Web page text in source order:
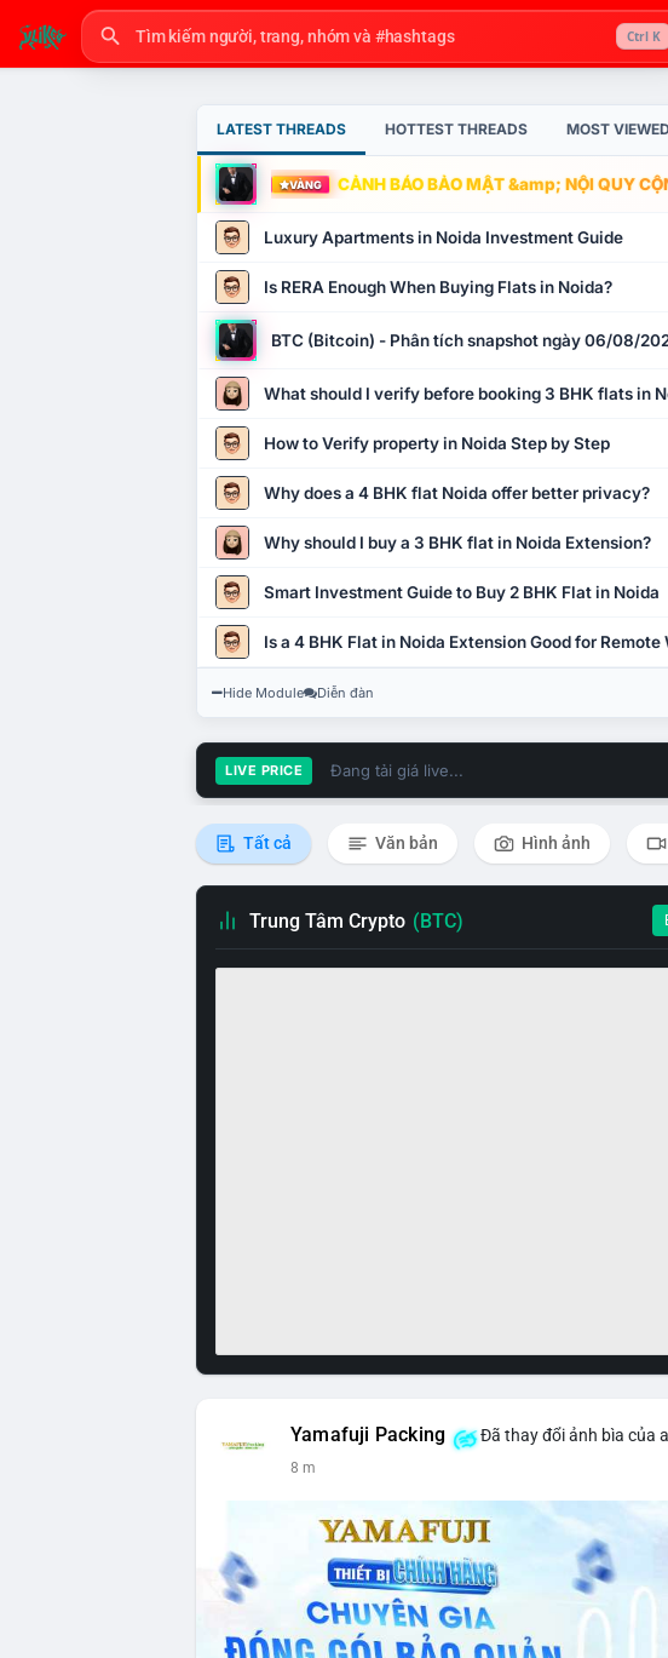
Ctrl K
LATEST THREADS HOTTEST THREADS MOST
VÀNG CẢNH BÁO BẢO MẬT &amp; NỘI QUY
Luxury Apartments in Noida Investment Guide
Is RERA Enough When Buying Flats in Noida?
BTC (Bitcoin) - Phân tích snapshot ngày 06/08/
What should I verify before booking 3 BHK flats in
How to Verify property in Noida Step by Step
Why does a 4 BHK flat Noida offer better privacy?
Why should I buy a 3 BHK flat in Noida Extension?
Smart Investment Guide to Buy 2 BHK Flat in Noida
Is a 4 BHK Flat in Noida Extension Good for Remote
Hide Module Diễn đàn
LIVE PRICE Đang tải giá live...
Tất cả Văn bản Hình ảnh
Trung Tâm Crypto (BTC)
Yamafuji Packing Đã thay đổi ảnh bìa của
8 m